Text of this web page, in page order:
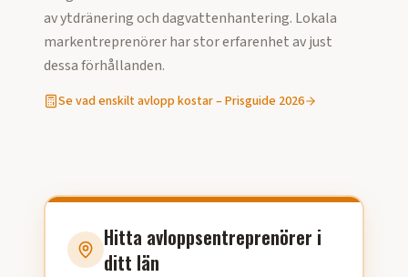
av ytdränering och dagvattenhantering. Lokala
markentreprenörer har stor erfarenhet av just
dessa förhållanden.
Se vadenskilt avlopp kostar – Prisguide 2026
Hitta avloppsentreprenörer i
ditt län